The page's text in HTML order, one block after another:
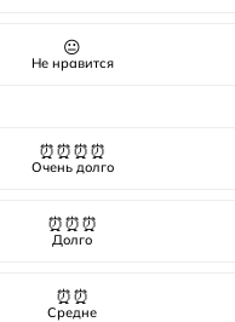
😐
Не нравится
⏰⏰⏰⏰
Очень долго
⏰⏰⏰
Долго
⏰⏰
Средне